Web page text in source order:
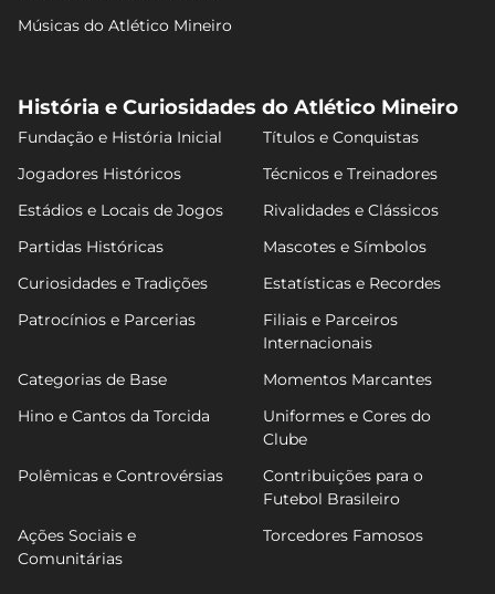
Músicas do Atlético Mineiro
História e Curiosidades do Atlético Mineiro
Fundação e História Inicial
Títulos e Conquistas
Jogadores Históricos
Técnicos e Treinadores
Estádios e Locais de Jogos
Rivalidades e Clássicos
Partidas Históricas
Mascotes e Símbolos
Curiosidades e Tradições
Estatísticas e Recordes
Patrocínios e Parcerias
Filiais e Parceiros
Internacionais
Categorias de Base
Momentos Marcantes
Hino e Cantos da Torcida
Uniformes e Cores do
Clube
Polêmicas e Controvérsias
Contribuições para o
Futebol Brasileiro
Ações Sociais e
Comunitárias
Torcedores Famosos